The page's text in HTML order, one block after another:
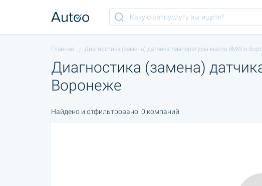
Главная Диагностика (замена) датчика температуры масла BMW в
Диагностика (замена)
Воронеже
Найдено и отфильтровано: 0 компаний